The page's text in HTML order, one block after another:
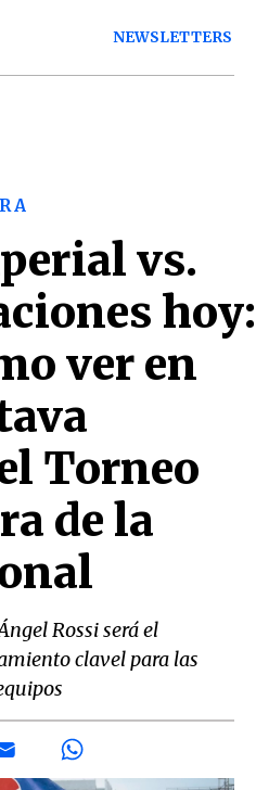
NEWSLETTERS
vs.
hoy:
ver en
Torneo
de la
Rossi será el
clavel para las